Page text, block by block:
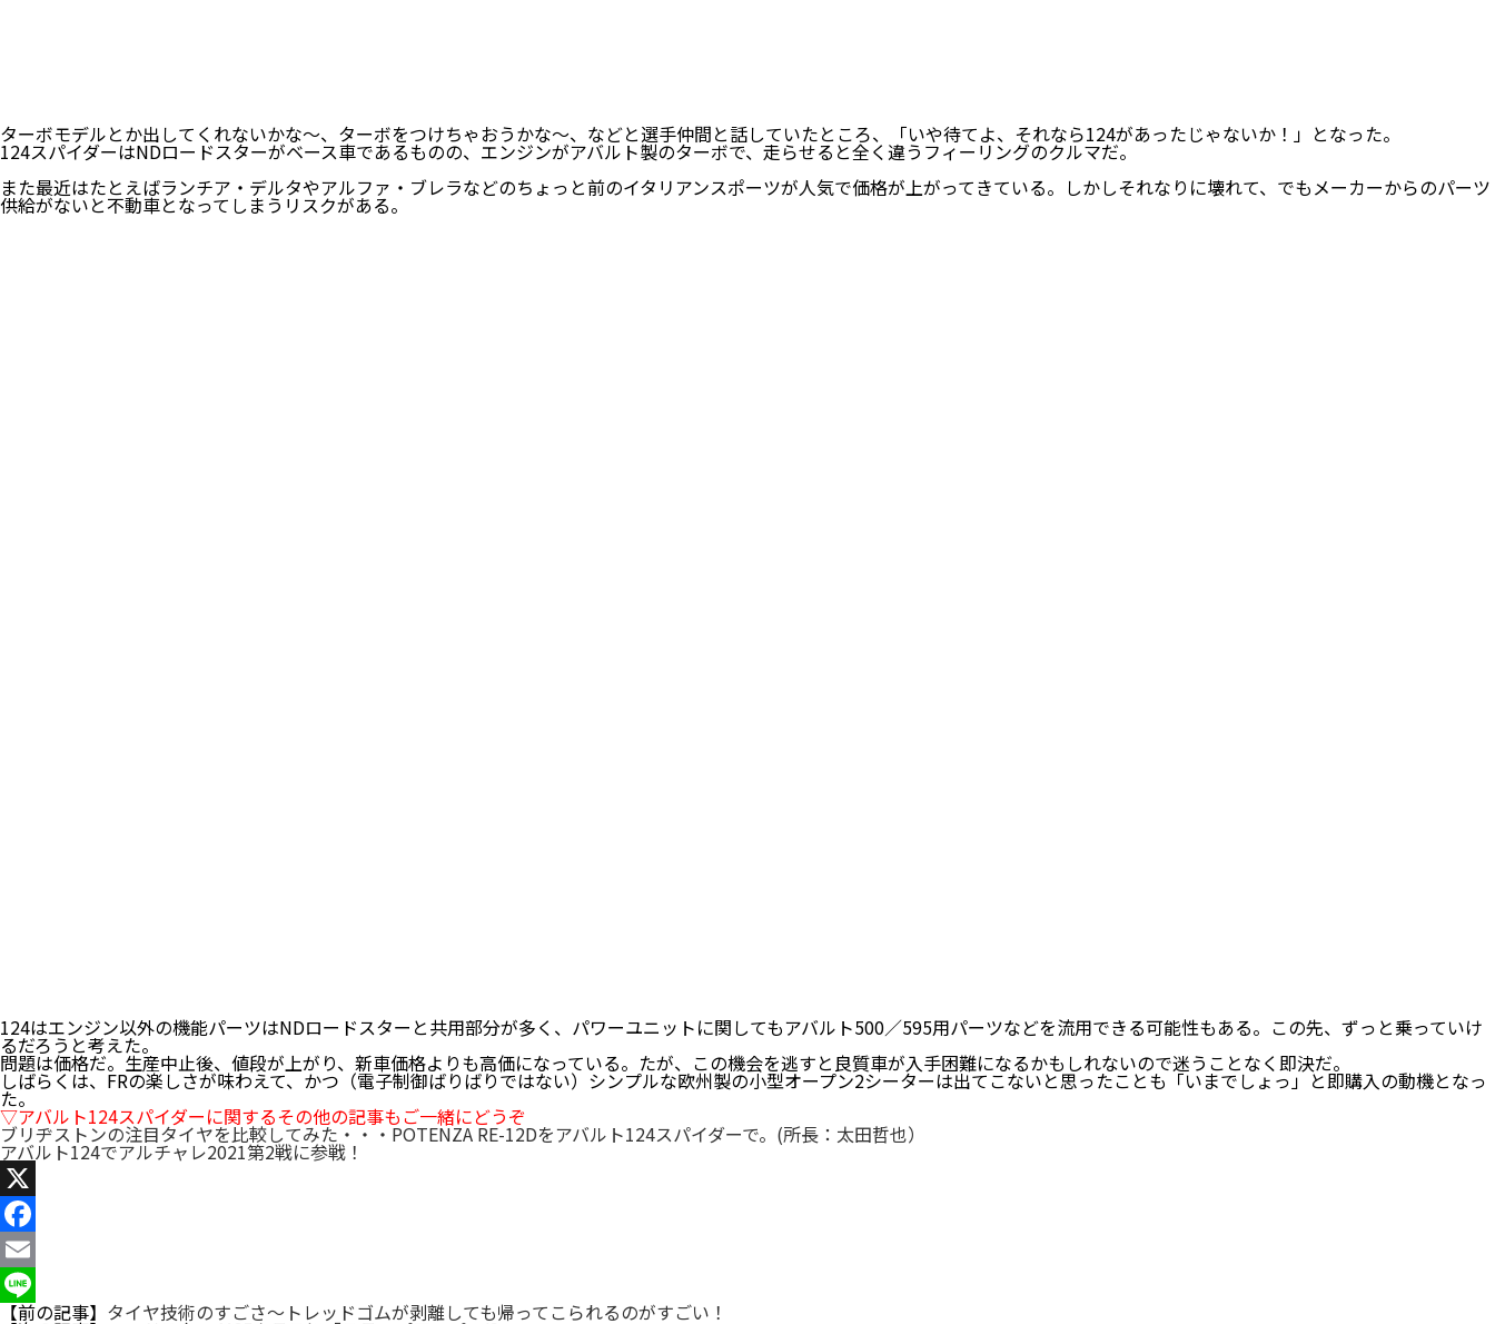
ターボモデルとか出してくれないかな〜、ターボをつけちゃおうかな〜、などと選手仲間と話していたところ、「いや待てよ、それなら124があったじゃないか！」となった。
124スパイダーはNDロードスターがベース車であるものの、エンジンがアバルト製のターボで、走らせると全く違うフィーリングのクルマだ。
また最近はたとえばランチア・デルタやアルファ・ブレラなどのちょっと前のイタリアンスポーツが人気で価格が上がってきている。しかしそれなりに壊れて、でもメーカーからのパーツ
供給がないと不動車となってしまうリスクがある。
124はエンジン以外の機能パーツはNDロードスターと共用部分が多く、パワーユニットに関してもアバルト500／595用パーツなどを流用できる可能性もある。この先、ずっと乗っていけ
るだろうと考えた。
問題は価格だ。生産中止後、値段が上がり、新車価格よりも高価になっている。たが、この機会を逃すと良質車が入手困難になるかもしれないので迷うことなく即決だ。
しばらくは、FRの楽しさが味わえて、かつ（電子制御ばりばりではない）シンプルな欧州製の小型オープン2シーターは出てこないと思ったことも「いまでしょっ」と即購入の動機となっ
た。
▽アバルト124スパイダーに関するその他の記事もご一緒にどうぞ
ブリヂストンの注目タイヤを比較してみた・・・POTENZA RE-12Dをアバルト124スパイダーで。(所長：太田哲也）
アバルト124でアルチャレ2021第2戦に参戦！
X
Facebook
Email
【前の記事】 タイヤ技術のすごさ〜トレッドゴムが剥離しても帰ってこられるのがすごい！